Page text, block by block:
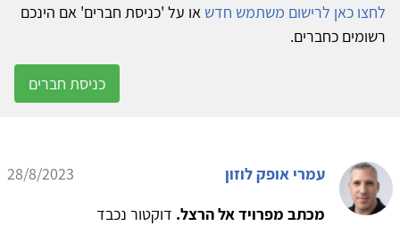
לחצו כאן לרישום משתמש חדש או על 'כניסת חברים' אם הינכם
רשומים כחברים.
כניסת חברים
עמרי אופק לוזון
28/8/2023
מכתב מפרויד אל הרצל. דוקטור נכבד